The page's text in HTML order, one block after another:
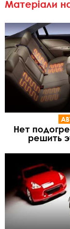
Матеріали
Нет
решить